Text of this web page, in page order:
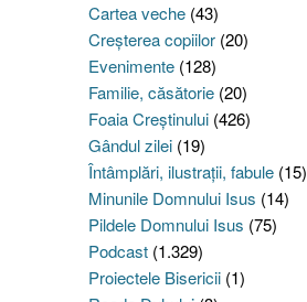
Cartea veche(43)
Creşterea copiilor(20)
Evenimente(128)
Familie, căsătorie(20)
Foaia Creştinului(426)
Gândul zilei(19)
Întâmplări, ilustraţii, fabule(15)
Minunile Domnului Isus (14)
Pildele Domnului Isus (75)
Podcast(1.329)
Proiectele Bisericii(1)